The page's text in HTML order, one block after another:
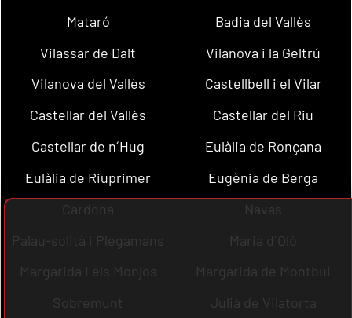
Mataró
Badia del Vallès
Vilassar de Dalt
Vilanova i la Geltrú
Vilanova del Vallès
Castellbell i el Vilar
Castellar del Vallès
Castellar del Riu
Castellar de n´Hug
Eulàlia de Ronçana
Eulàlia de Riuprimer
Eugènia de Berga
Cardona
Navas
Palau-solità i Plegamans
Maria d´Oló
Margarida i els Monjos
Margarida de Montbui
Sobremunt
Julià de Vilatorta